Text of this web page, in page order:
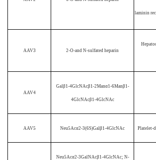
laminin
AAV3 2-O-and N-sulfated heparin
AAV4
Galβ1-4GlcNAcβ1-2Manα1-6Manβ1-
4GlcNAcβ1-4GlcNAc
AAV5 Neu5Acα2-3(6S)Galβ1-4GlcNAc Platelet-
Neu5Acα2-3GalNAcβ1-4GlcNAc; N-